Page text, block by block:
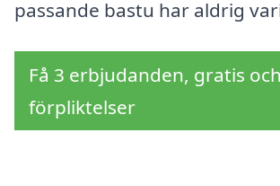
passande bastu har aldrig
Få 3 erbjudanden, gratis
förpliktelser